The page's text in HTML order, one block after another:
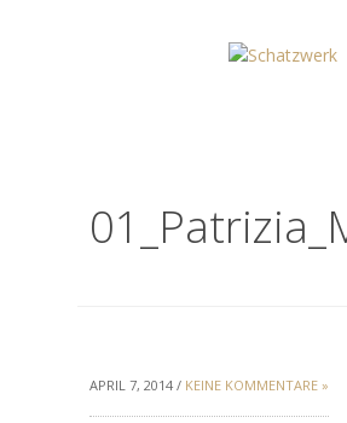
APRIL 7, 2014 / KEINE KOMMENTARE »